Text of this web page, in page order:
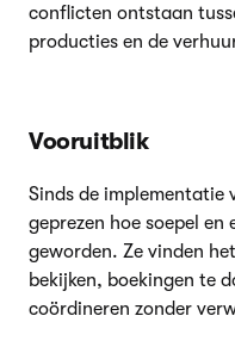
conflicten ontstaan
producties en de
Vooruitblik
Sinds de implementatie
geprezen hoe soepel
geworden. Ze vinden
bekijken, boekingen te
coördineren zonder